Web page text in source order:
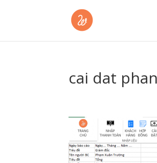
cai dat